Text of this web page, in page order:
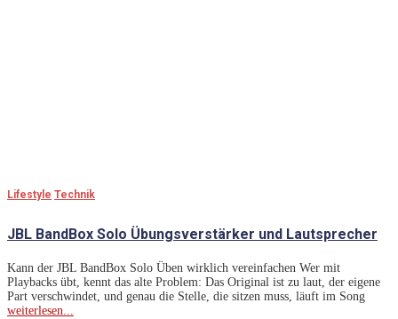
Lifestyle Technik
JBL BandBox Solo Übungsverstärker und Lautsprecher
Kann der JBL BandBox Solo Üben wirklich vereinfachen Wer mit
Playbacks übt, kennt das alte Problem: Das Original ist zu laut, der eigene
Part verschwindet, und genau die Stelle, die sitzen muss, läuft im Song
weiterlesen...